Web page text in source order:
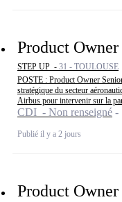
Product
STEP UP - 31 - TOULOUSE
POSTE : Product Owner
stratégique du secteur
Airbus pour intervenir sur la
CDI - Non renseigné
Publié il y a 2 jours
Product